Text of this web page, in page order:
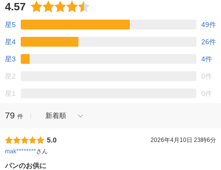
4.57
星5 49件
星4 26件
星3 4件
星2 0件
星1 0件
79 件 新着順
5.0
2026年4月10日 23時6分
mak********さん
パンのお供に